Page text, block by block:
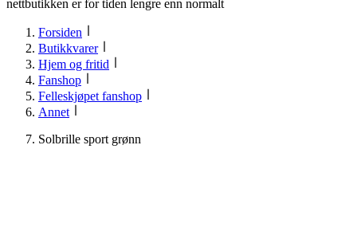
nettbutikken er for tiden lengre enn normalt
Forsiden
Butikkvarer
Hjem og fritid
Fanshop
Felleskjøpet fanshop
Annet
Solbrille sport grønn